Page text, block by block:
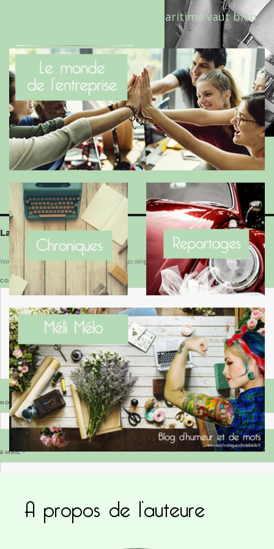
Laisser un commentaire
Votre adresse e-mail ne sera pas publiée.Les champs obligatoires sont indiqués avec*
COMMENTAIRE
NOM*
E-MAIL*
SITE WEB
Le Benaise de la Charente-Maritime vaut bien
A propos de l’auteure